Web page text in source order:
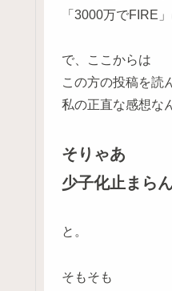
「3000万でFIRE
で、ここからは
この方の投稿を読
私の正直な感想な
そりゃあ
少子化止まら
と。
そもそも